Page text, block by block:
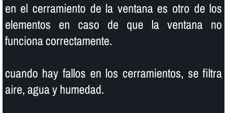
en el cerramiento de la ventana es otro de los
elementos en caso de que la ventana no
funciona correctamente.
cuando hay fallos en los cerramientos, se filtra
aire, agua y humedad.